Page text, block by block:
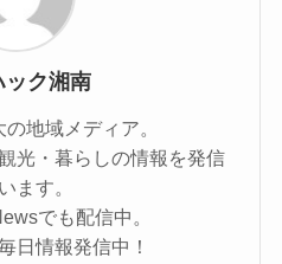
ック湘南
地域メディア。
光・暮らしの情報を発信
ます。
でも配信中。
日情報発信中！